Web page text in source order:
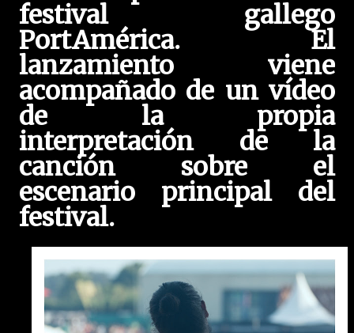
festival gallego
PortAmérica. El
lanzamiento viene
acompañado de un vídeo
de la propia
interpretación de la
canción sobre el
escenario principal del
festival.